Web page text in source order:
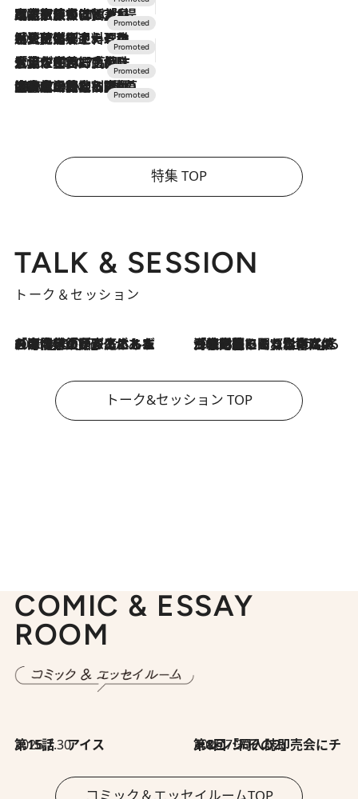
2026.7.31
【ホテル帰省】という選択肢をOMOが提案。家族とほどよい距離を保つには「昼は実家、夜は気兼ねなくホテルで！」
2026.7.24
【夏限定ディナーコース】旬を迎える稚鮎や花ズッキーニなどをイタリア・トスカーナの郷土料理の手法で満喫！
2026.7.17
「土佐和ハーブかき氷」がOMO7高知に登場！生姜、山椒、大葉など目にも舌にも涼を呼ぶ郷土の味
2026.7.10
NEW OPEN！【界 草津】名湯の地に誕生。趣の異なる2種の温泉と上州ならではの会席・蕎麦割烹など美食を味わう究極の癒やし旅
特集 TOP
TALK & SESSION
トーク＆セッション
2026.8.3
「今後値上げがあるとすれば…」「リスクがあるのは今年の冬」エネルギー専門家が語る、ホルムズ海峡封鎖が家庭にもたらす“ある心配” 2026.8.3
「住宅建てられない…」「サーチャージ料の高値が続いている」ホルムズ海峡封鎖による影響はいつまで続く？《エネルギー専門家に聞く“どうなる日本の暮らし”》
トーク&セッション TOP
COMIC & ESSAY
ROOM
2026.7.30
第15話 アイス 2026.7.30
第8回「同人誌即売会にチャレンジ その2」
コミック＆エッセイルームTOP